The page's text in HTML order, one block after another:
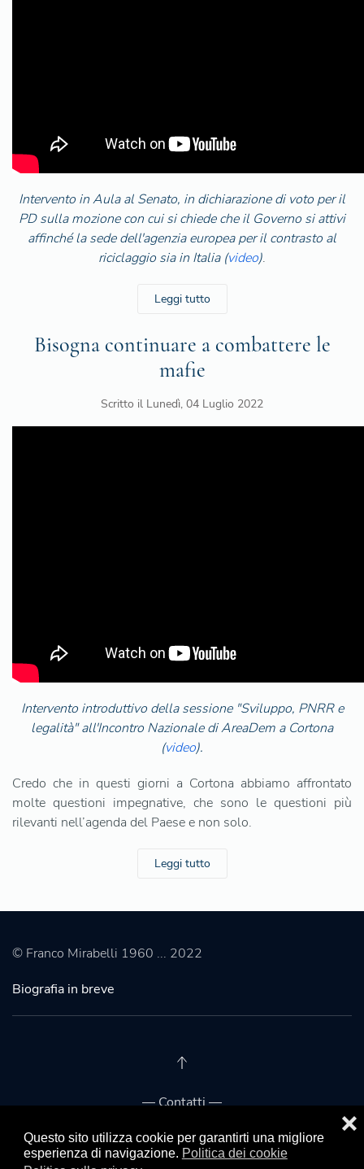
Questo sito utilizza cookie per garantirti una migliore
esperienza di navigazione. Politica dei cookie
❌
Intervento in Aula al Senato, in dichiarazione di voto per il
PD sulla mozione con cui si chiede che il Governo si attivi
affinché la sede dell'agenzia europea per il contrasto al
riciclaggio sia in Italia (video).
Leggi tutto
Bisogna continuare a combattere le
mafie
Scritto il Lunedì, 04 Luglio 2022
Intervento introduttivo della sessione "Sviluppo, PNRR e
legalità" all'Incontro Nazionale di AreaDem a Cortona
(video).
Credo che in questi giorni a Cortona abbiamo affrontato
molte questioni impegnative, che sono le questioni più
rilevanti nell’agenda del Paese e non solo.
Leggi tutto
© Franco Mirabelli 1960 ... 2022
Biografia in breve
— Contatti —
Franco Mirabelli